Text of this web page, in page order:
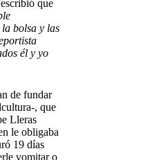
que
la bolsa y las
él y yo
de fundar
, que
Lleras
le obligaba
19 días
vomitar o